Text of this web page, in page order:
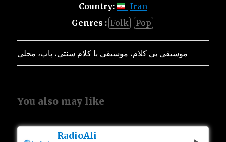
Country:
Iran
Genres : Folk Pop
موسیقی بی کلام، موسیقی با کلام سنتی، پاپ، محلی
You also may like
RadioAli